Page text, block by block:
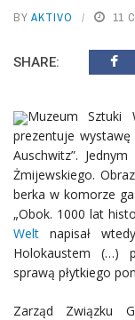
BY AKTIVO 11
SHARE:
Muzeum Sztuki
prezentuje
Auschwitz”.
Żmijewskiego.
berka w komorze
„Obok. 1000 lat
Welt napisał
Holokaustem (…)
sprawą płytkiego
Zarząd Związku